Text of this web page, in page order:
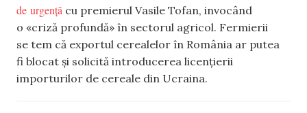
de urgență cu premierul Vasile Tofan, invocând
o «criză profundă» în sectorul agricol. Fermierii
se tem că exportul cerealelor în România ar putea
fi blocat și solicită introducerea licențierii
importurilor de cereale din Ucraina.